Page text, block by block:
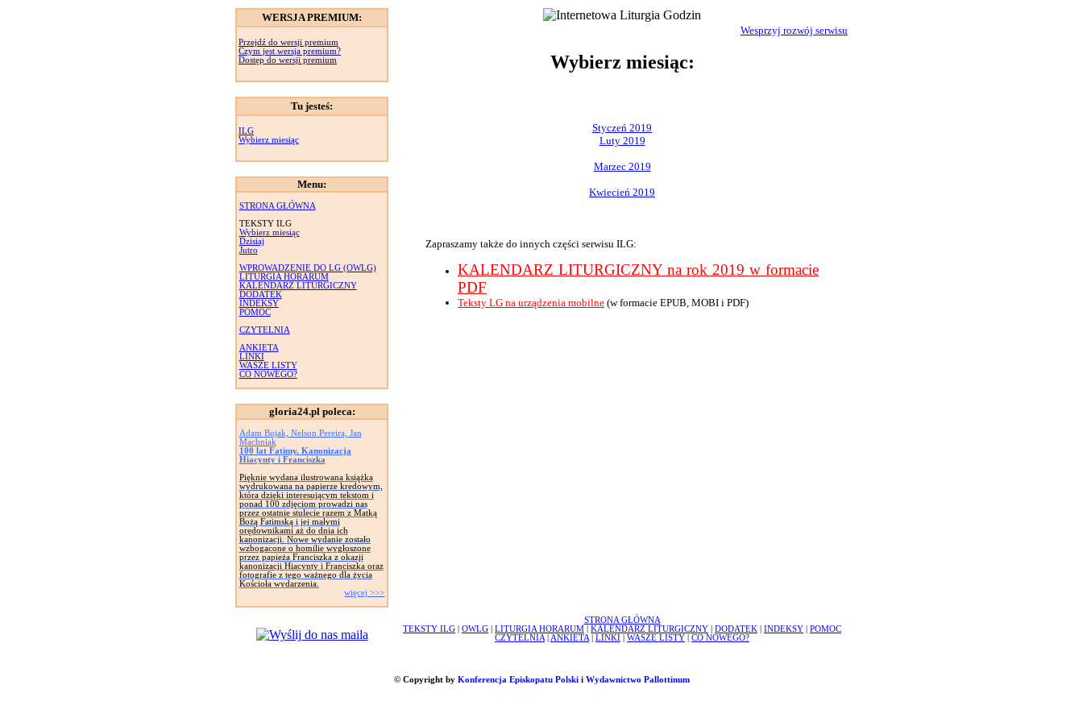
WERSJA PREMIUM:
Przejdź do wersji premium
Czym jest wersja premium?
Dostęp do wersji premium
Tu jesteś:
ILG
Wybierz miesiąc
Menu:
STRONA GŁÓWNA
TEKSTY ILG
Wybierz miesiąc
Dzisiaj
Jutro
WPROWADZENIE DO LG (OWLG)
LITURGIA HORARUM
KALENDARZ LITURGICZNY
DODATEK
INDEKSY
POMOC
CZYTELNIA
ANKIETA
LINKI
WASZE LISTY
CO NOWEGO?
gloria24.pl poleca:
Adam Bujak, Nelson Pereira, Jan
Machniak
100 lat Fatimy. Kanonizacja
Hiacynty i Franciszka
Pięknie wydana ilustrowana książka
wydrukowana na papierze kredowym,
która dzięki interesującym tekstom i
ponad 100 zdjęciom prowadzi nas
przez ostatnie stulecie razem z Matką
Bożą Fatimską i jej małymi
orędownikami aż do dnia ich
kanonizacji. Nowe wydanie zostało
wzbogacone o homilie wygłoszone
przez papieża Franciszka z okazji
kanonizacji Hiacynty i Franciszka oraz
fotografie z tego ważnego dla życia
Kościoła wydarzenia.
więcej >>>
Wesprzyj rozwój serwisu
Wybierz miesiąc:
Styczeń 2019
Luty 2019
Marzec 2019
Kwiecień 2019
Zapraszamy także do innych części serwisu ILG:
KALENDARZ LITURGICZNY na rok 2019 w formacie
PDF
Teksty LG na urządzenia mobilne (w formacie EPUB, MOBI i PDF)
STRONA GŁÓWNA
TEKSTY ILG
OWLG LITURGIA HORARUM KALENDARZ LITURGICZNY DODATEK INDEKSY
POMOC
CZYTELNIA
ANKIETA LINKI WASZE LISTY CO NOWEGO?
© Copyright by Konferencja Episkopatu Polskii Wydawnictwo Pallottinum